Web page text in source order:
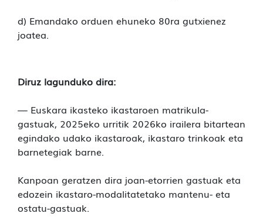
d) Emandako orduen ehuneko 80ra gutxienez
joatea.
Diruz lagunduko dira:
— Euskara ikasteko ikastaroen matrikula-
gastuak, 2025eko urritik 2026ko irailera bitartean
egindako udako ikastaroak, ikastaro trinkoak eta
barnetegiak barne.
Kanpoan geratzen dira joan-etorrien gastuak eta
edozein ikastaro-modalitatetako mantenu- eta
ostatu-gastuak.